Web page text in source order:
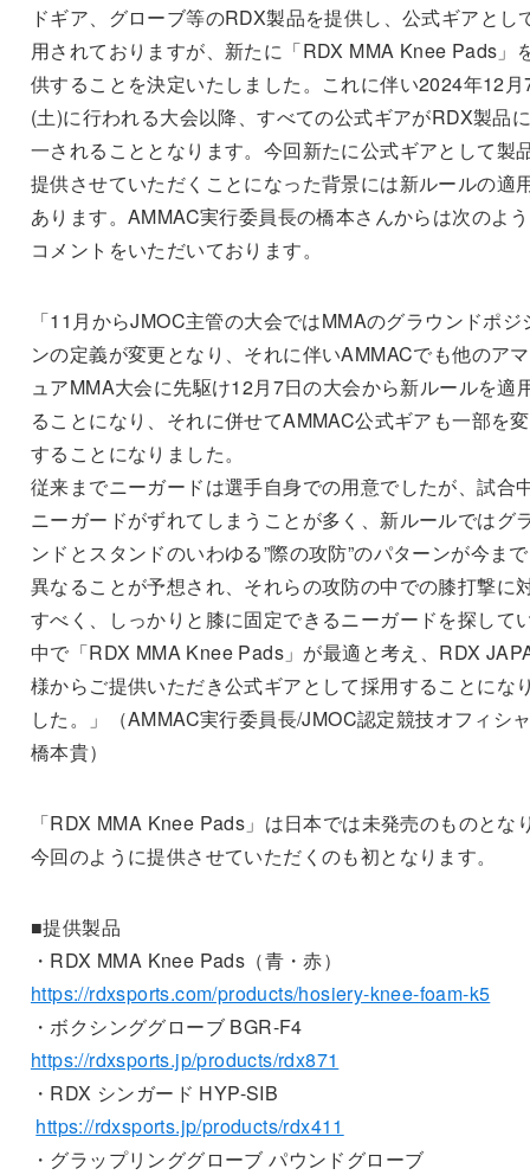
ドギア、グローブ等のRDX製品を提供し、公式ギアとし
用されておりますが、新たに「RDX MMA Knee Pads」
供することを決定いたしました。これに伴い2024年12月
(土)に行われる大会以降、すべての公式ギアがRDX製品
一されることとなります。今回新たに公式ギアとして製
提供させていただくことになった背景には新ルールの適
あります。AMMAC実行委員長の橋本さんからは次のよ
コメントをいただいております。
「11月からJMOC主管の大会ではMMAのグラウンドポジ
ンの定義が変更となり、それに伴いAMMACでも他のア
ュアMMA大会に先駆け12月7日の大会から新ルールを適
ることになり、それに併せてAMMAC公式ギアも一部を
することになりました。
従来までニーガードは選手自身での用意でしたが、試合
ニーガードがずれてしまうことが多く、新ルールではグ
ンドとスタンドのいわゆる”際の攻防”のパターンが今ま
異なることが予想され、それらの攻防の中での膝打撃に
すべく、しっかりと膝に固定できるニーガードを探して
中で「RDX MMA Knee Pads」が最適と考え、RDX
様からご提供いただき公式ギアとして採用することにな
した。」（AMMAC実行委員長/JMOC認定競技オフィシ
橋本貴）
「RDX MMA Knee Pads」は日本では未発売のものとな
今回のように提供させていただくのも初となります。
■提供製品
・RDX MMA Knee Pads（青・赤）
https://rdxsports.com/products/hosiery-knee-foam-k5
・ボクシンググローブ BGR-F4
https://rdxsports.jp/products/rdx871
・RDX シンガード HYP-SIB
https://rdxsports.jp/products/rdx411
・グラップリンググローブ パウンドグローブ